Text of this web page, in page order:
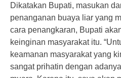
Dikatakan Bupati, masukan
penanganan buaya liar yang
cara penangkaran, Bupati
keinginan masyarakat itu.
keamanan masyarakat yang
sangat prihatin dengan